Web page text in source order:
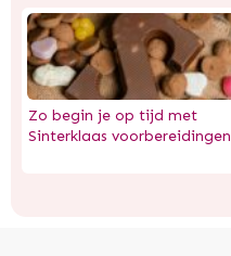
Zo begin je op tijd met
Sinterklaas voorbereidingen